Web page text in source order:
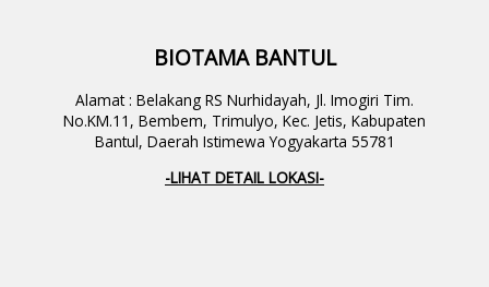
BIOTAMA BANTUL
Alamat : Belakang RS Nurhidayah, Jl. Imogiri Tim.
No.KM.11, Bembem, Trimulyo, Kec. Jetis, Kabupaten
Bantul, Daerah Istimewa Yogyakarta 55781
-LIHAT DETAIL LOKASI-